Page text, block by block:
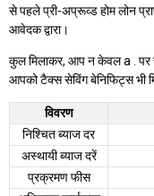
से पहले प्री-अप्रूव्ड होम लोन
आवेदक द्वारा।
कुल मिलाकर, आप न केवल a . पर
आपको टैक्स सेविंग बेनिफिट्स भी
विवरण
निश्चित ब्याज दर
अस्थायी ब्याज दरें
प्रक्रमण फीस